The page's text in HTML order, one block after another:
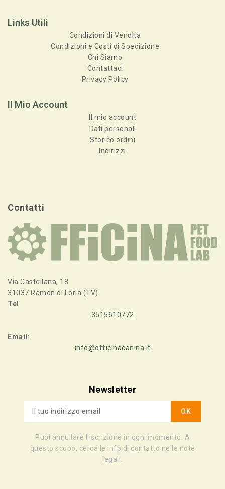
Links Utili
Condizioni di Vendita
Condizioni e Costi di Spedizione
Chi Siamo
Contattaci
Privacy Policy
Il Mio Account
Il mio account
Dati personali
Storico ordini
Indirizzi
Contatti
Via Castellana, 18
31037 Ramon di Loria (TV)
Tel .
3515610772
Email :
info@officinacanina.it
Newsletter
Puoi annullare l'iscrizione in ogni momento. A
questo scopo, cerca le info di contatto nelle note
legali.